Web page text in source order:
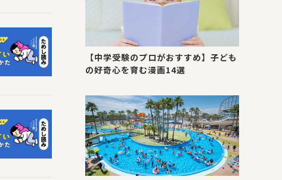
【中学受験のプロがおすすめ】子ども
の好奇心を育む漫画14選